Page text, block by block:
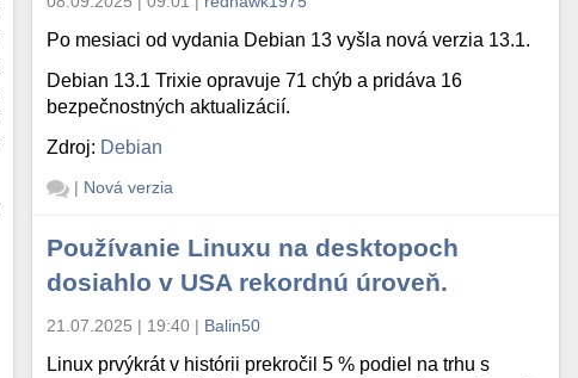
Po mesiaci od vydania Debian 13 vyšla nová verzia 13.1.
Debian 13.1 Trixie opravuje 71 chýb a pridáva 16
bezpečnostných aktualizácií.
Zdroj: Debian
| Nová verzia
Používanie Linuxu na desktopoch
dosiahlo v USA rekordnú úroveň.
21.07.2025 | 19:40 | Balin50
Linux prvýkrát v histórii prekročil 5 % podiel na trhu s